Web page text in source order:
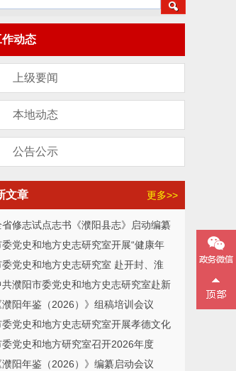
室赴新乡交流学习聚力 《濮阳年鉴（2026）》组稿培
作动态
上级要闻
本地动态
公告公示
文章 更多>>
省修志试点志书《濮阳县志》启动编纂
委党史和地方史志研究室开展“健康年
委党史和地方史志研究室 赴开封、淮
共濮阳市委党史和地方史志研究室赴新
濮阳年鉴（2026）》组稿培训会议
委党史和地方史志研究室开展孝德文化
委党史和地方研究室召开2026年度
濮阳年鉴（2026）》编纂启动会议